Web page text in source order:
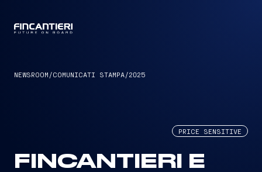
NEWSROOM /COMUNICATI STAMPA/2025
PRICE SENSITIVE
FINCANTIERI E